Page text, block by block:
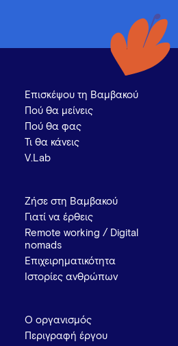
Επισκέψου τη Βαμβακού
Πού θα μείνεις
Πού θα φας
Τι θα κάνεις
V.Lab
Ζήσε στη Βαμβακού
Γιατί να έρθεις
Remote working / Digital
nomads
Επιχειρηματικότητα
Ιστορίες ανθρώπων
Ο οργανισμός
Περιγραφή έργου